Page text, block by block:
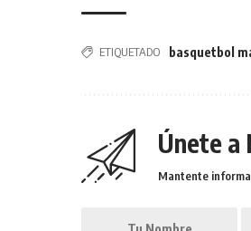
ETIQUETADO basquetbol
Únete
Mantente